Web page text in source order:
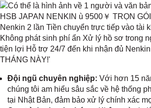
Đội ngũ chuyên nghiệp: Với hơn 15
chúng tôi am hiểu sâu sắc về hệ thống
tại Nhật Bản, đảm bảo xử lý chính xác